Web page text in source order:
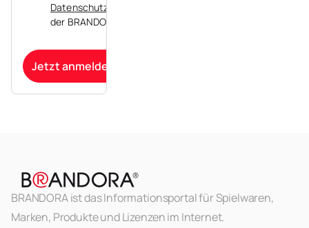
Datenschutzerklärung
der BRANDORA zu.
Jetzt anmelden
BRANDORA ist das Informationsportal für Spielwaren,
Marken, Produkte und Lizenzen im Internet.